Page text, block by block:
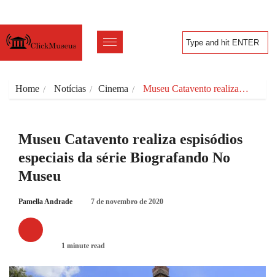
Home Notícias Cinema Museu Catavento realiza…
Museu Catavento realiza espisódios
especiais da série Biografando No
Museu
Pamella Andrade 7 de novembro de 2020
1 minute read